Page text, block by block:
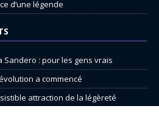
d’une légende
Sandero : pour les gens vrais
a commencé
attraction de la légèreté